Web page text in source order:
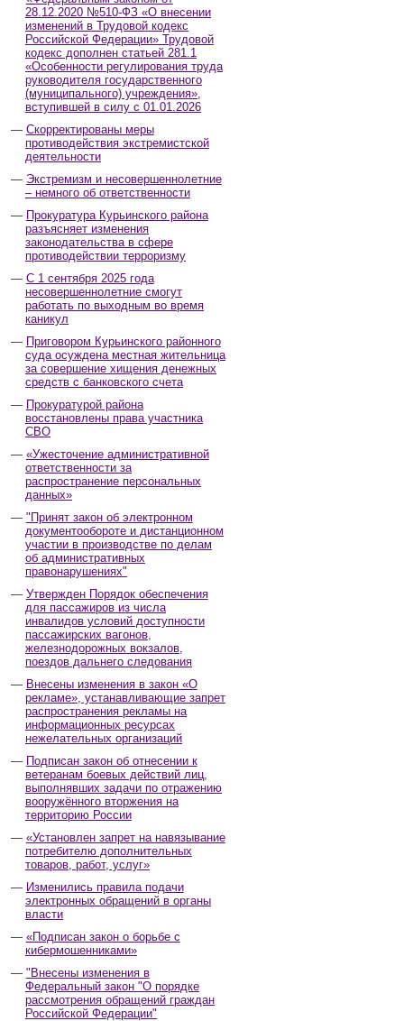
28.12.2020 №510-ФЗ «О внесении
изменений в Трудовой кодекс
Российской Федерации» Трудовой
кодекс дополнен статьей 281.1
«Особенности регулирования труда
руководителя государственного
(муниципального) учреждения»,
вступившей в силу с 01.01.2026
Скорректированы меры
противодействия экстремистской
деятельности
Экстремизм и несовершеннолетние
– немного об ответственности
Прокуратура Курьинского района
разъясняет изменения
законодательства в сфере
противодействии терроризму
С 1 сентября 2025 года
несовершеннолетние смогут
работать по выходным во время
каникул
Приговором Курьинского районного
суда осуждена местная жительница
за совершение хищения денежных
средств с банковского счета
Прокуратурой района
восстановлены права участника
СВО
«Ужесточение административной
ответственности за
распространение персональных
данных»
"Принят закон об электронном
документообороте и дистанционном
участии в производстве по делам
об административных
правонарушениях"
Утвержден Порядок обеспечения
для пассажиров из числа
инвалидов условий доступности
пассажирских вагонов,
железнодорожных вокзалов,
поездов дальнего следования
Внесены изменения в закон «О
рекламе», устанавливающие запрет
распространения рекламы на
информационных ресурсах
нежелательных организаций
Подписан закон об отнесении к
ветеранам боевых действий лиц,
выполнявших задачи по отражению
вооружённого вторжения на
территорию России
«Установлен запрет на навязывание
потребителю дополнительных
товаров, работ, услуг»
Изменились правила подачи
электронных обращений в органы
власти
«Подписан закон о борьбе с
кибермошенниками»
"Внесены изменения в
Федеральный закон "О порядке
рассмотрения обращений граждан
Российской Федерации"